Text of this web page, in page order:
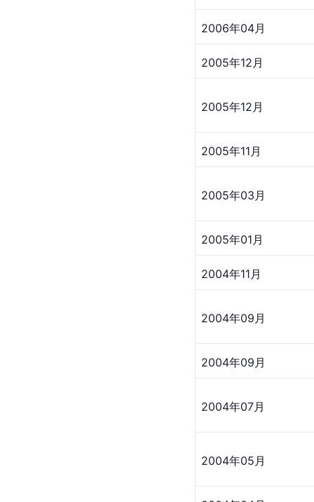
2006年04月
2005年12月
2005年12月
2005年11月
2005年03月
2005年01月
2004年11月
2004年09月
2004年09月
2004年07月
2004年05月